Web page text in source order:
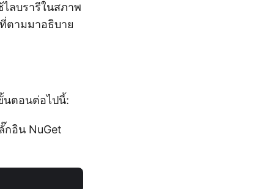
ลบรารีในสภาพ
ตามมาอธิบาย
นตอนต่อไปนี้:
กอิน NuGet